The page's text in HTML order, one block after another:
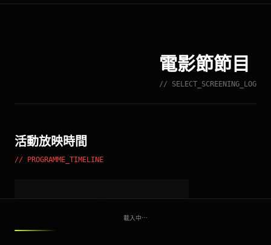
電影節節目
// SELECT_SCREENING_LOG
活動放映時間
// PROGRAMME_TIMELINE
載入中⋯